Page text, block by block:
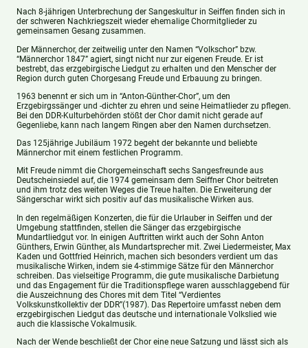
Nach 8-jährigen Unterbrechung der Sangeskultur in Seiffen finden sich in
der schweren Nachkriegszeit wieder ehemalige Chormitglieder zu
gemeinsamen Gesang zusammen.
Der Männerchor, der zeitweilig unter den Namen “Volkschor” bzw.
“Männerchor 1847” agiert, singt nicht nur zur eigenen Freude. Er ist
bestrebt, das erzgebirgische Liedgut zu erhalten und den Menscher der
Region durch guten Chorgesang Freude und Erbauung zu bringen.
1963 benennt er sich um in “Anton-Günther-Chor”, um den
Erzgebirgssänger und -dichter zu ehren und seine Heimatlieder zu pflegen.
Bei den DDR-Kulturbehörden stößt der Chor damit nicht gerade auf
Gegenliebe, kann nach langem Ringen aber den Namen durchsetzen.
Das 125jährige Jubiläum 1972 begeht der bekannte und beliebte
Männerchor mit einem festlichen Programm.
Mit Freude nimmt die Chorgemeinschaft sechs Sangesfreunde aus
Deutscheinsiedel auf, die 1974 gemeinsam dem Seiffner Chor beitreten
und ihm trotz des weiten Weges die Treue halten. Die Erweiterung der
Sängerschar wirkt sich positiv auf das musikalische Wirken aus.
In den regelmäßigen Konzerten, die für die Urlauber in Seiffen und der
Umgebung stattfinden, stellen die Sänger das erzgebirgische
Mundartliedgut vor. In einigen Auftritten wirkt auch der Sohn Anton
Günthers, Erwin Günther, als Mundartsprecher mit. Zwei Liedermeister, Max
Kaden und Gottfried Heinrich, machen sich besonders verdient um das
musikalische Wirken, indem sie 4-stimmige Sätze für den Männerchor
schreiben. Das vielseitige Programm, die gute musikalische Darbietung
und das Engagement für die Traditionspflege waren ausschlaggebend für
die Auszeichnung des Chores mit dem Titel “Verdientes
Volkskunstkollektiv der DDR”(1987). Das Repertoire umfasst neben dem
erzgebirgischen Liedgut das deutsche und internationale Volkslied wie
auch die klassische Vokalmusik.
Nach der Wende beschließt der Chor eine neue Satzung und lässt sich als